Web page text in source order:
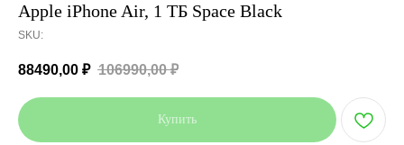
Apple iPhone Air, 1 ТБ Space Black
SKU:
88490,00 ₽ 106990,00 ₽
Купить